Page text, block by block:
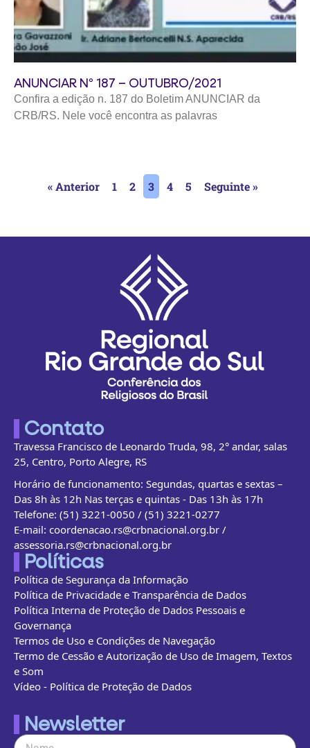
ANUNCIAR Nº 187 – OUTUBRO/2021
Confira a edição n. 187 do Boletim ANUNCIAR da
CRB/RS. Nele você encontra as palavras
« Anterior 1 2 3 4 5 Seguinte »
Contato
Travessa Francisco de Leonardo Truda, 98, 2° andar, salas
25, Centro, Porto Alegre, RS
Horário de funcionamento: Segundas, quartas e sextas –
Das 8h às 12h Nas terças e quintas - Das 13h às 17h
Telefone: (51) 3221-0050 / (51) 3221-0277
E-mail: coordenacao.rs@crbnacional.org.br /
assessoria.rs@crbnacional.org.br
Políticas
Política de Segurança da Informação
Política de Privacidade e Transparência de Dados
Política Interna de Proteção de Dados Pessoais e
Governança
Termos de Uso e Condições de Navegação
Termo de Cessão e Autorização de Uso de Imagem, Textos
e Som
Vídeo - Política de Proteção de Dados
Newsletter